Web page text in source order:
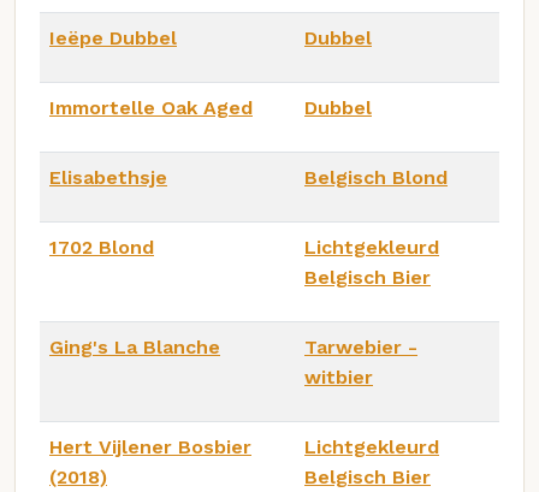
Ieëpe Dubbel Dubbel
Immortelle Oak Aged Dubbel
Elisabethsje Belgisch Blond
1702 Blond
Lichtgekleurd
Belgisch Bier
Ging's La Blanche
Tarwebier -
witbier
Hert Vijlener Bosbier
(2018)
Lichtgekleurd
Belgisch Bier